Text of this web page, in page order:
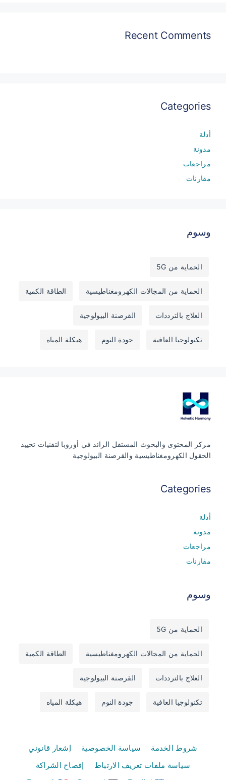
Recent Comments
Categories
أدلة
مدونة
مراجعات
مقارنات
وسوم
الحماية من 5G
الحماية من المجالات الكهرومغناطيسية الطاقة الكمية
العلاج بالترددات القرصنة البيولوجية
تكنولوجيا العافية جودة النوم هيكلة المياه
مركز المحتوى والبحوث المستقل الرائد في أوروبا لتقنيات تحييد
الحقول الكهرومغناطيسية والقرصنة البيولوجية
Categories
أدلة
مدونة
مراجعات
مقارنات
وسوم
الحماية من 5G
الحماية من المجالات الكهرومغناطيسية الطاقة الكمية
العلاج بالترددات القرصنة البيولوجية
تكنولوجيا العافية جودة النوم هيكلة المياه
شروط الخدمة سياسة الخصوصية
إشعار قانوني
سياسة ملفات تعريف الارتباط
إفصاح الشراكة